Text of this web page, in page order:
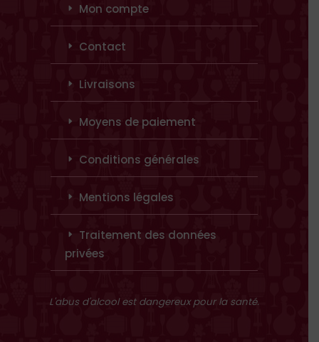
Mon compte
Contact
Livraisons
Moyens de paiement
Conditions générales
Mentions légales
Traitement des données
privées
L'abus d'alcool est dangereux pour la santé.